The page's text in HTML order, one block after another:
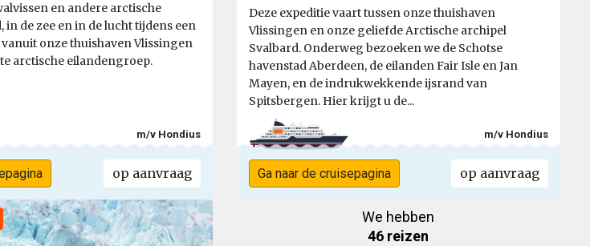
en andere arctische
in de zee en in de lucht tijdens een
onze thuishaven Vlissingen
arctische eilandengroep.
m/v Hondius
op aanvraag
Deze expeditie vaart tussen onze thuishaven
Vlissingen en onze geliefde Arctische archipel
Svalbard. Onderweg bezoeken we de Schotse
havenstad Aberdeen, de eilanden Fair Isle en Jan
Mayen, en de indrukwekkende ijsrand van
Spitsbergen. Hier krijgt u de...
m/v Hondius
Ga naar de cruisepagina op aanvraag
We hebben
46 reizen